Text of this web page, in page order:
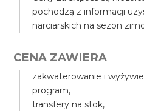
pochodzą z informacji
narciarskich na sezon
CENA ZAWIERA
zakwaterowanie i
program,
transfery na stok,